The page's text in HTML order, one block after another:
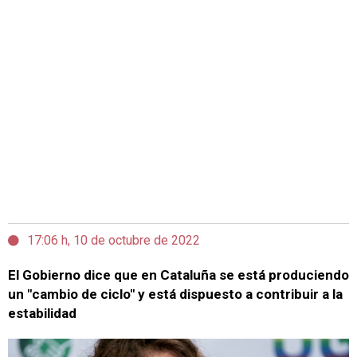
17:06 h, 10 de octubre de 2022
El Gobierno dice que en Cataluña se está produciendo
un "cambio de ciclo" y está dispuesto a contribuir a la
estabilidad